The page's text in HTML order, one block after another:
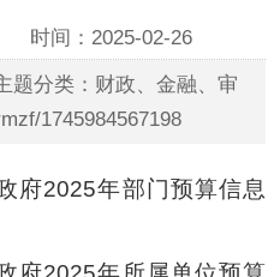
时间：2025-02-26
分类：财政、金融、审
1745984567198
府2025年部门预算信息